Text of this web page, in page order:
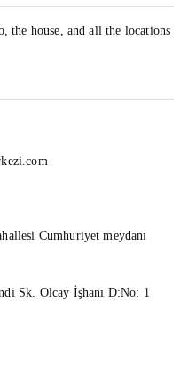
the house, and all the locations
Cumhuriyet meydanı
Sk. Olcay İşhanı D:No: 1